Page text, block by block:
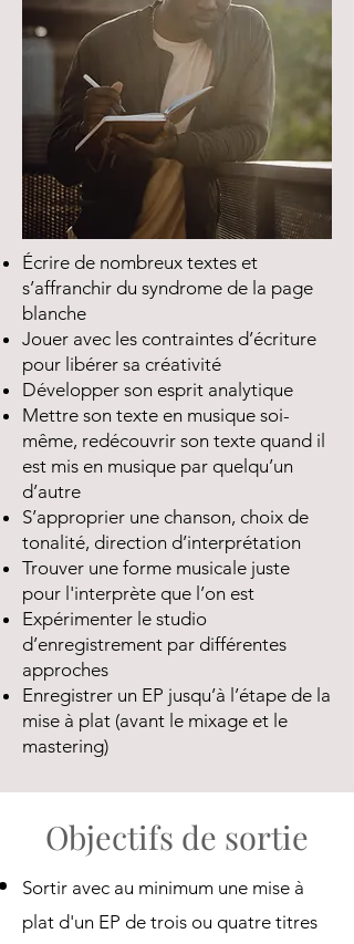
Écrire de nombreux textes et
s’affranchir du syndrome de la page
blanche
Jouer avec les contraintes d’écriture
pour libérer sa créativité
Développer son esprit analytique
Mettre son texte en musique soi-
même, redécouvrir son texte quand il
est mis en musique par quelqu’un
d’autre
S’approprier une chanson, choix de
tonalité, direction d’interprétation
Trouver une forme musicale juste
pour l'interprète que l’on est
Expérimenter le studio
d’enregistrement par différentes
approches
Enregistrer un EP jusqu’à l’étape de la
mise à plat (avant le mixage et le
mastering)
Objectifs de sortie
Sortir avec au minimum une mise à
plat d'un EP de trois ou quatre titres